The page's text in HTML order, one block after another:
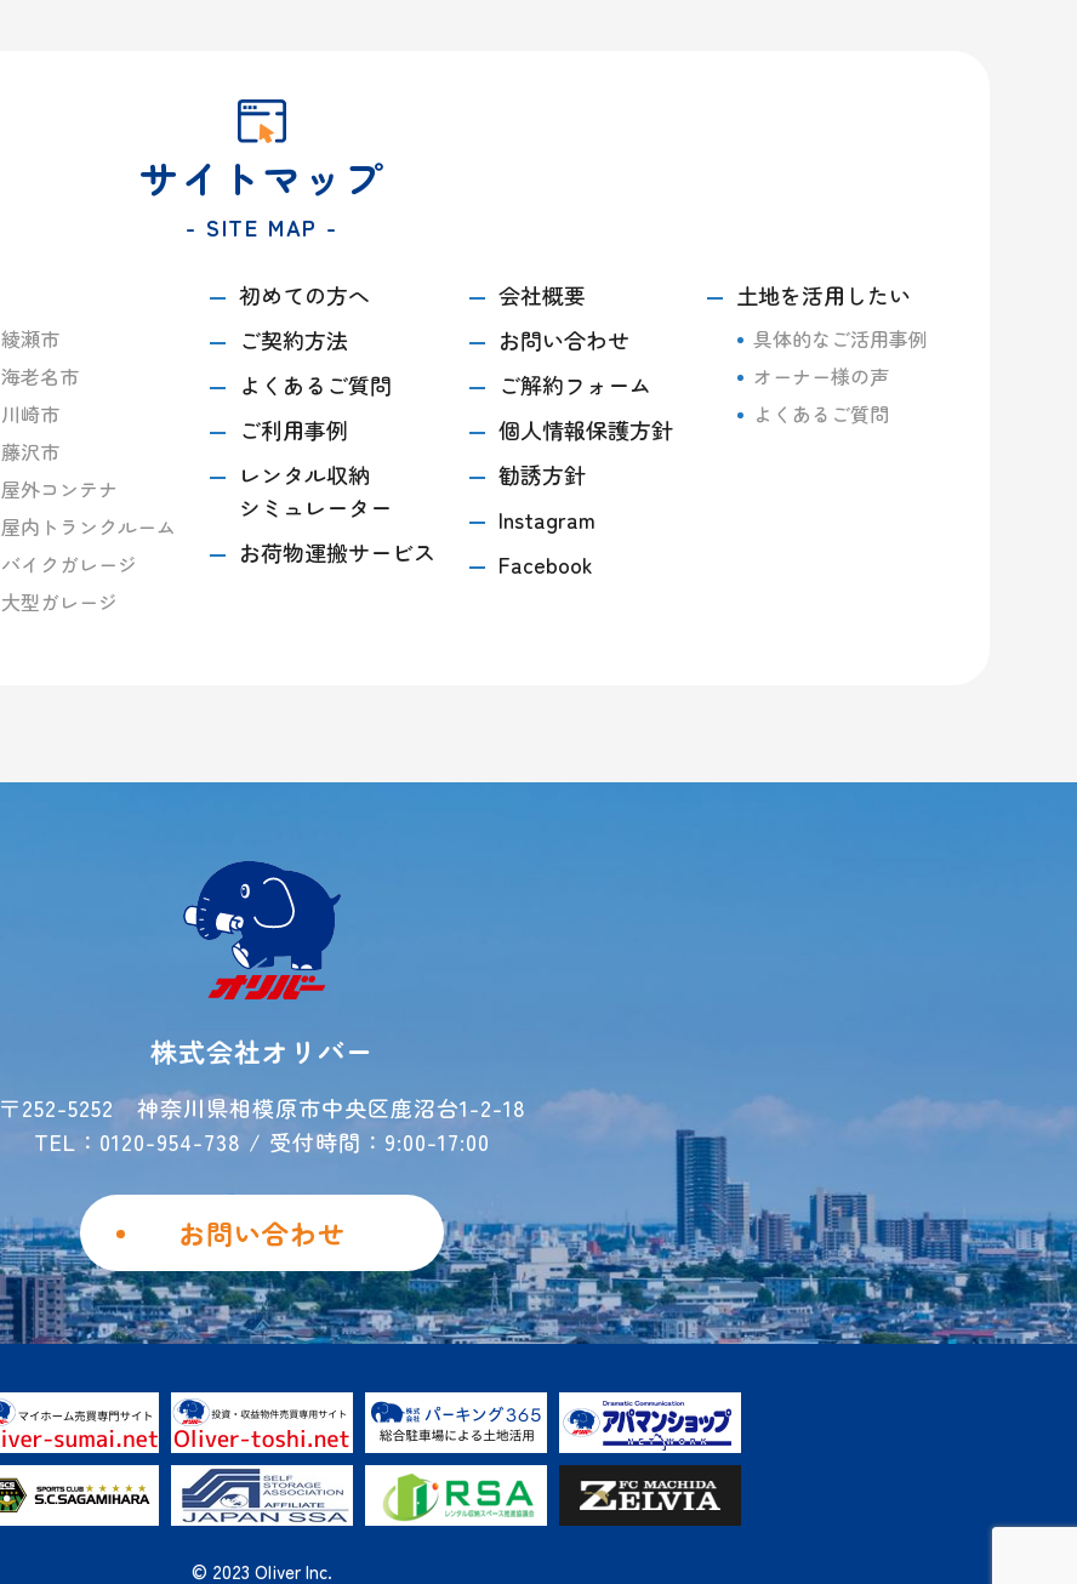
サイトマップ
- SITE MAP -
綾瀬市
海老名市
川崎市
藤沢市
屋外コンテナ
屋内トランクルーム
バイクガレージ
大型ガレージ
初めての方へ
ご契約方法
よくあるご質問
ご利用事例
レンタル収納
シミュレーター
お荷物運搬サービス
会社概要
お問い合わせ
ご解約フォーム
個人情報保護方針
勧誘方針
Instagram
Facebook
土地を活用したい
具体的なご活用事例
オーナー様の声
よくあるご質問
株式会社オリバー
〒252-5252神奈川県相模原市中央区鹿沼台1-2-18
TEL：0120-954-738 / 受付時間：9:00-17:00
お問い合わせ
© 2023 Oliver Inc.